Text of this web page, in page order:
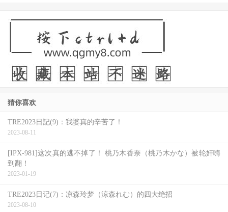
《芭比》
《可怜的东西》
《奥本海默》
《苍鹭与少年》
《元素方城市》（Elemental）
《怪物少女妮莫娜》（Nimona）
最佳美术设计
猜你喜欢
TRE2023日記(9)：我婆真的辛苦了！
2023-08-11
[IPX-981]这次真的逃不掉了！ 桃乃木香奈（桃乃木かな）被轮奸嗨
到翻！
2023-01-19
TRE2023日记(7)：凉森玲梦（涼森れむ）的四大绝招
2023-08-10